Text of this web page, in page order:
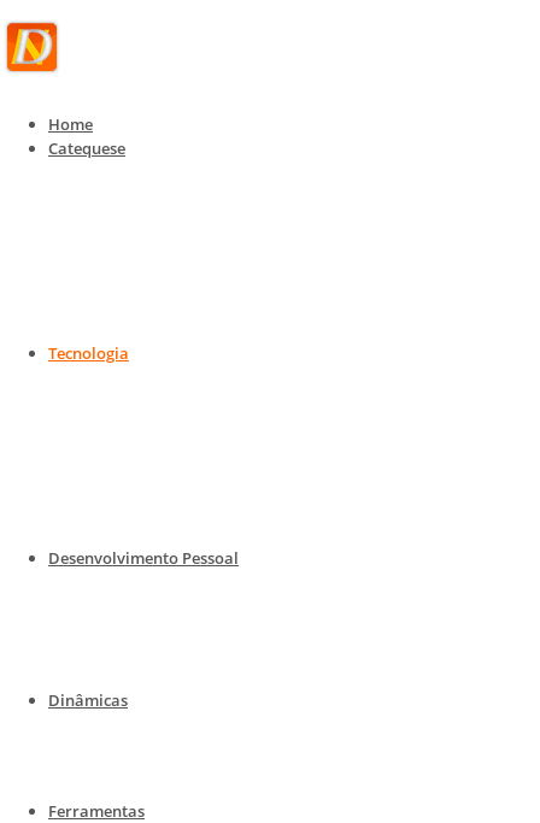
Home
Catequese
Tecnologia
Desenvolvimento Pessoal
Dinâmicas
Ferramentas
Tecnologia